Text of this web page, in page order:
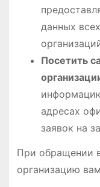
данных
Посетить
адресах
заявок на
При обращении
организацию